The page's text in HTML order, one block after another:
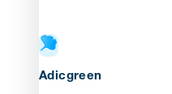
Adicgreen